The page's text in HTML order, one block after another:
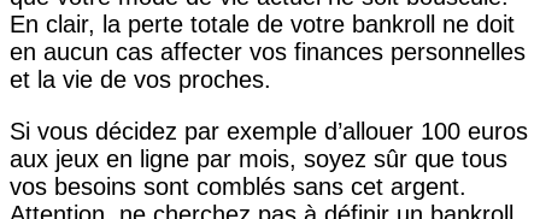
En clair, la perte totale de votre bankroll ne doit
en aucun cas affecter vos finances personnelles
et la vie de vos proches.
Si vous décidez par exemple d’allouer 100 euros
aux jeux en ligne par mois, soyez sûr que tous
vos besoins sont comblés sans cet argent.